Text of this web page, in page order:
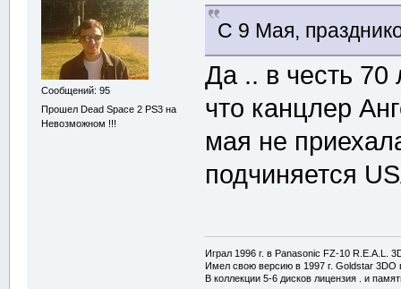
Сообщений: 95
Прошел Dead Space 2 PS3 на
Невозможном !!!
С 9 Мая,
Да .. в честь
что канцлер
мая не
подчиняется
Играл 1996 г. в Panasonic FZ-10 R.E.A.L.
Имел свою версию в 1997 г. Goldstar 3DO
В коллекции 5-6 дисков лицензия . и